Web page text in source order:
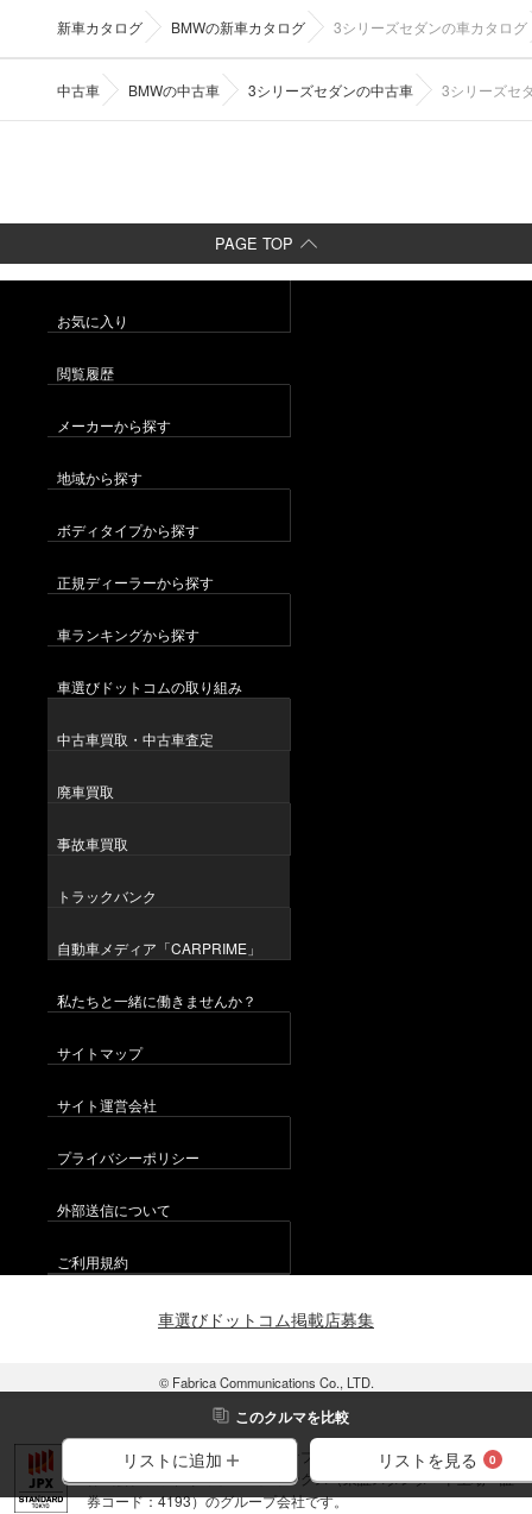
このクルマを比較
リストに追加 リストを見る 0
新車カタログ BMWの新車カタログ 3シリーズセダンの車カタログ
中古車 BMWの中古車 3シリーズセダンの中古車 3シリーズセ
PAGE TOP
お気に入り
閲覧履歴
メーカーから探す
地域から探す
ボディタイプから探す
正規ディーラーから探す
車ランキングから探す
車選びドットコムの取り組み
中古車買取・中古車査定
廃車買取
事故車買取
トラックバンク
自動車メディア「CARPRIME」
私たちと一緒に働きませんか？
サイトマップ
サイト運営会社
プライバシーポリシー
外部送信について
ご利用規約
車選びドットコム掲載店募集
© Fabrica Communications Co., LTD.
当サイトを運営する株式会社ファブリカコミュニケーションズは、
株式会社ファブリカホールディングス（東証スタンダード上場 証
券コード：4193）のグループ会社です。